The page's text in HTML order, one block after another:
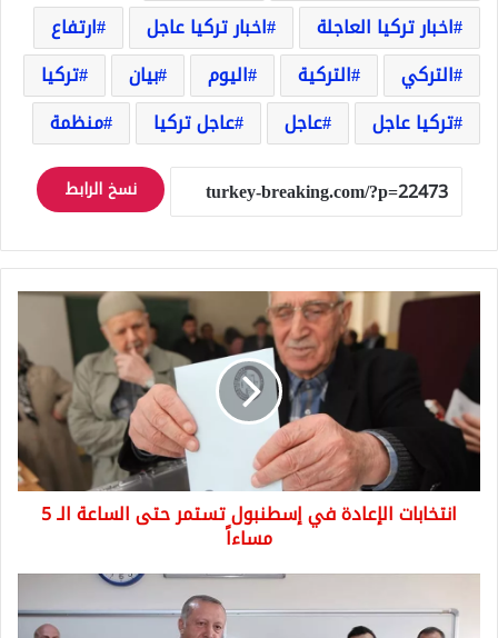
اخبار تركيا العاجلة
اخبار تركيا عاجل
ارتفاع
التركي
التركية اليوم بيان
تركيا
تركيا عاجل
عاجل عاجل تركيا منظمة
نسخ الرابط
انتخابات
تستمر
حتى
الساعة
5
مساءاً
انتخابات الإعادة في إسطنبول تستمر حتى الساعة الـ 5
مساءاً
التركي